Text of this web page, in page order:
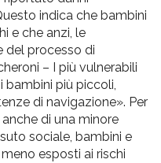
indica che bambini
e che anzi, le
del processo di
– I più vulnerabili
bambini più piccoli,
di navigazione». Per
di una minore
sociale, bambini e
esposti ai rischi